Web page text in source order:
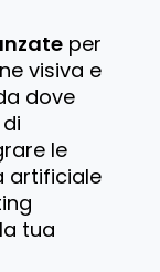
per
visiva e
dove
le
artificiale
tua